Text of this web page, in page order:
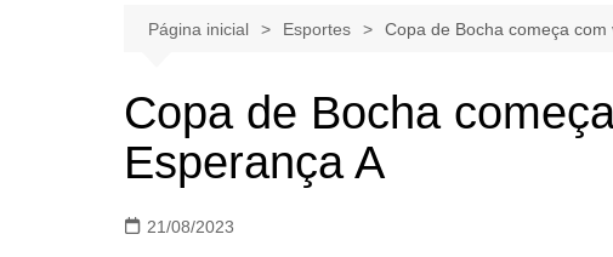
Página inicial Esportes Copa de Bocha começa
Copa de Bocha
Esperança A
21/08/2023